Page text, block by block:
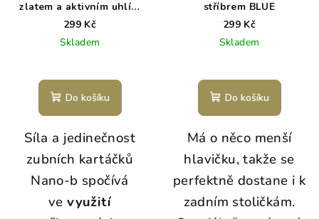
zlatem a aktivním uhlím
CRYSTAL
299 Kč
Skladem
Do košíku
Síla a jedinečnost
zubních kartáčků
Nano-b spočívá
ve využití
stříbrem BLUE
299 Kč
Skladem
Do košíku
Má o něco menší
hlavičku, takže se
perfektně dostane i k
zadním stoličkám.